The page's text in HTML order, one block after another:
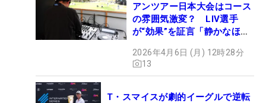
アンツアー日本大会はコース
の雰囲気激変？ LIV選手
が“効果”を証言「静かなほう
2026年4月6日 (月) 12時28分
13
T・スマイスが劇的イーグルで逆転